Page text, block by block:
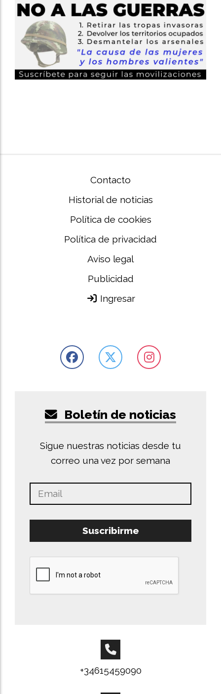
Contacto
Historial de noticias
Política de cookies
Política de privacidad
Aviso legal
Publicidad
Ingresar
Boletín de noticias
Sigue nuestras noticias desde tu
correo una vez por semana
Suscribirme
+34615459090